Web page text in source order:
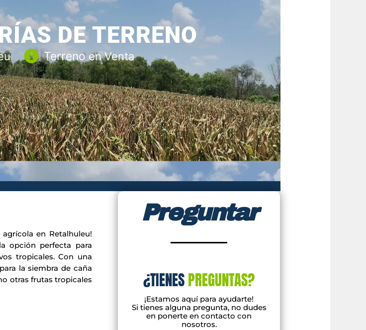
DE TERRENO
Terreno en Venta
en Retalhuleu!
opción perfecta para
tropicales. Con una
la siembra de caña
otras frutas tropicales
Preguntar
¿TIENESPREGUNTAS?
¡Estamos aquípara ayudarte!
Si tienes alguna pregunta,no dudes
en ponerte en contacto con
nosotros.